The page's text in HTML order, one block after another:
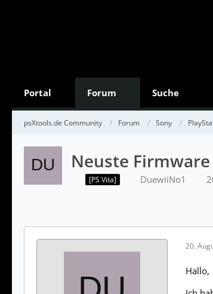
Portal Forum Suche
psXtools.de Community Forum Sony
Neuste
[PS Vita] DuewiiNo1
20.
Hallo,